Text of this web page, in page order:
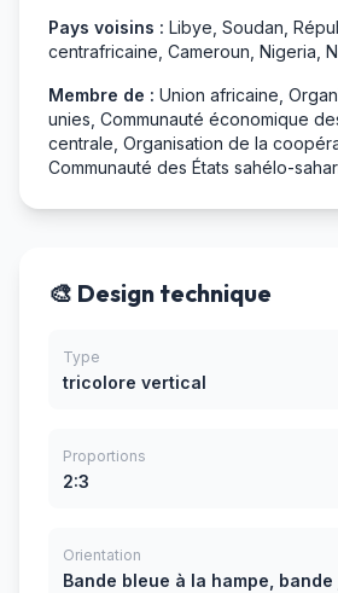
Pays voisins : Libye, Soudan,
centrafricaine, Cameroun, Nigeria,
Membre de : Union africaine,
unies, Communauté économique
centrale, Organisation de la
Communauté des États sahélo-
🎨 Design technique
Type
tricolore vertical
Proportions
2:3
Orientation
Bande bleue à la hampe,